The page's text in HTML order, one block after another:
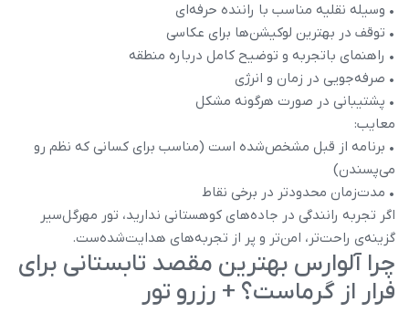
• وسیله نقلیه مناسب با راننده حرفه‌ای
• توقف در بهترین لوکیشن‌ها برای عکاسی
• راهنمای باتجربه و توضیح کامل درباره منطقه
• صرفه‌جویی در زمان و انرژی
• پشتیبانی در صورت هرگونه مشکل
معایب:
• برنامه از قبل مشخص‌شده است (مناسب برای کسانی که نظم رو
می‌پسندن)
• مدت‌زمان محدودتر در برخی نقاط
اگر تجربه رانندگی در جاده‌های کوهستانی ندارید، تور مهرگل‌سیر
گزینه‌ی راحت‌تر، امن‌تر و پر از تجربه‌های هدایت‌شده‌ست.
چرا آلوارس بهترین مقصد تابستانی برای
فرار از گرماست؟ + رزرو تور